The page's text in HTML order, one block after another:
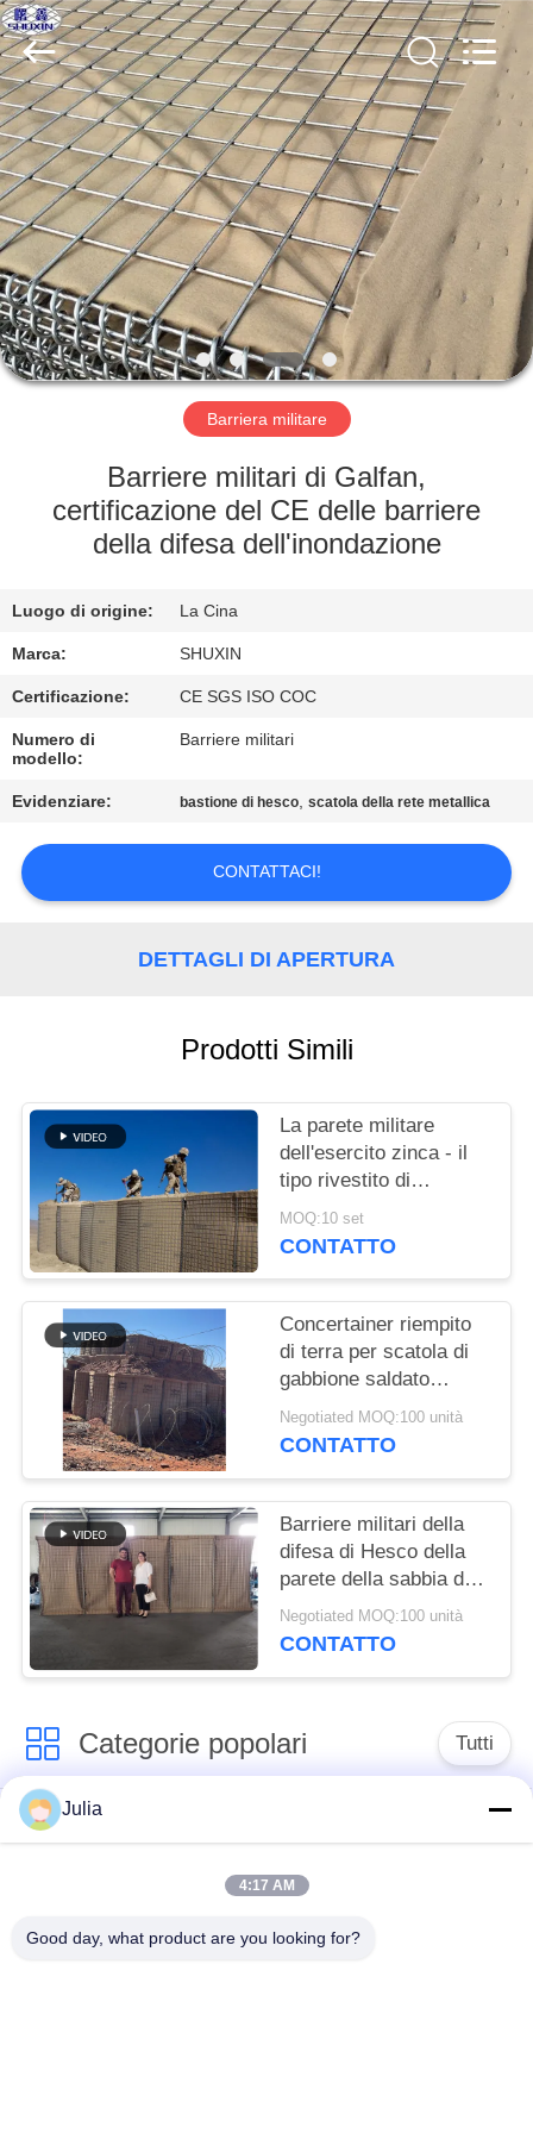
CASA.
PRODOTTI
CHI
SIAMO
VISITA
FABBRICA
CONTROLLO
QUALITÀ
CONTATTACI
NOTIZIE
CHIEDI UN
PREVENTIVO
POLITICA
SULLA
PRIVACY
KN
Wire
Mesh
Co.,
Ltd..
All
Rights
Reserved.
Barriera militare
Barriere militari di Galfan,
certificazione del CE delle barriere
della difesa dell'inondazione
Luogo di origine: La Cina
Marca: SHUXIN
Certificazione: CE SGS ISO COC
Numero di
modello:
Barriere militari
Evidenziare: bastione di hesco,scatola della rete metallica
CONTATTACI!
DETTAGLI DI APERTURA
Prodotti Simili
La parete militare
dell'esercito zinca - il
tipo rivestito di
alluminio barriere
difensive del bastione
MOQ:10 set
CONTATTO
Concertainer riempito
di terra per scatola di
gabbione saldato
Galfan come barriere
Hesco militari
Negotiated MOQ:100 unità
CONTATTO
Barriere militari della
difesa di Hesco della
parete della sabbia del
filo zincato pesante
Negotiated MOQ:100 unità
CONTATTO
Categorie popolari Tutti
Barriera difensiva
Barriere riempite di
Julia
4:17 AM
Good day, what product are you looking for?